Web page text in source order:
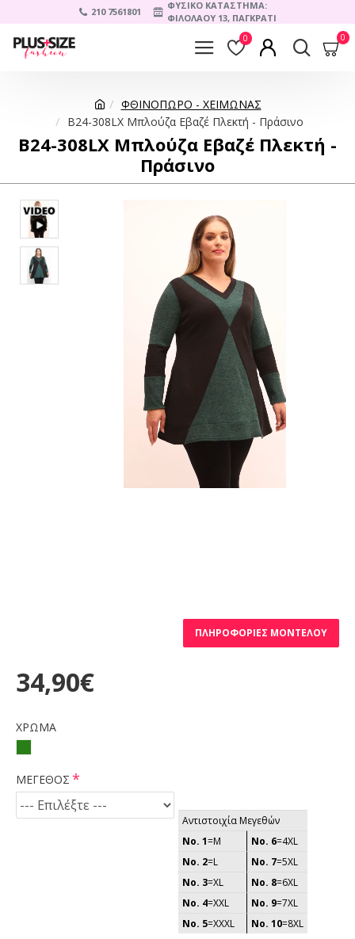
210 7561801
ΦΥΣΙΚΟ ΚΑΤΑΣΤΗΜΑ:
ΦΙΛΟΛΑΟΥ 13, ΠΑΓΚΡΑΤΙ
0 0
ΦΘΙΝΟΠΩΡΟ - ΧΕΙΜΩΝΑΣ
B24-308LX Μπλούζα Εβαζέ Πλεκτή - Πράσινο
B24-308LX Μπλούζα Εβαζέ Πλεκτή -
Πράσινο
ΠΛΗΡΟΦΟΡΊΕΣ ΜΟΝΤΈΛΟΥ
34,90€
ΧΡΩΜΑ
ΜΕΓΕΘΟΣ
Αντιστοιχία Μεγεθών
No. 1=M No. 6=4XL
No. 2=L No. 7=5XL
No. 3=XL No. 8=6XL
No. 4=XXL No. 9=7XL
No. 5=XXXL No. 10=8XL